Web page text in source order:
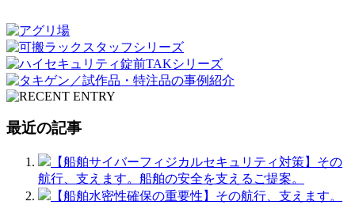
最近の記事
【船舶サイバーフィジカルセキュリティ対策】その
航行、支えます。船舶の安全を支えるご提案。
【船舶水密性確保の重要性】その航行、支えます。